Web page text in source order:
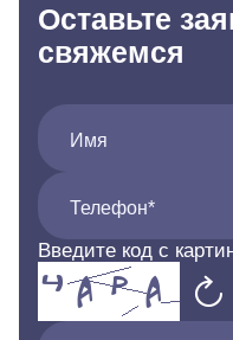
Оставьте
свяжемся
Имя
Телефон*
Введите код с